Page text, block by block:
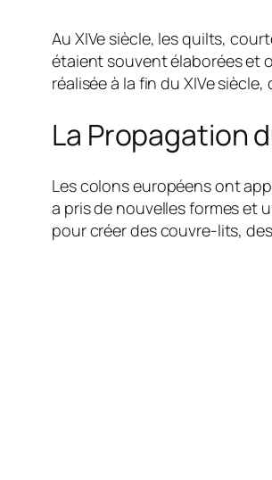
Au XIVe siècle, les quilts,
étaient souvent élaborées et
réalisée à la fin du XIVe
La Propagation
Les colons européens ont
a pris de nouvelles formes et
pour créer des couvre-lits,